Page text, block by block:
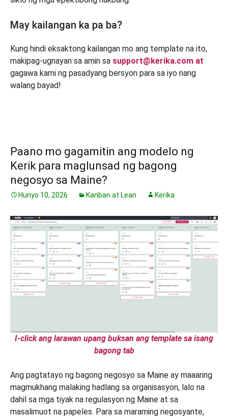
May kailangan ka pa ba?
Kung hindi eksaktong kailangan mo ang template na ito,
makipag-ugnayan sa amin sa support@kerika.com at
gagawa kami ng pasadyang bersyon para sa iyo nang
walang bayad!
Paano mo gagamitin ang modelo ng
Kerik para maglunsad ng bagong
negosyo sa Maine?
Hunyo 10, 2026 Kanban at Lean Kerika
I-click ang larawan upang buksan ang template sa isang
bagong tab
Ang pagtatayo ng bagong negosyo sa Maine ay maaaring
magmukhang malaking hadlang sa organisasyon, lalo na
dahil sa mga tiyak na regulasyon ng Maine at sa
masalimuot na papeles. Para sa maraming negosyante,